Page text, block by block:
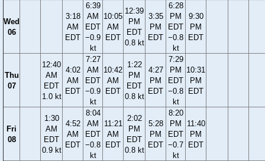
Wed
06
3:18
AM
EDT
6:39
AM
EDT
−0.9
kt
10:05
AM
EDT
12:39
PM
EDT
0.8 kt
3:35
PM
EDT
6:28
PM
EDT
−0.8
kt
9:30
PM
EDT
Thu
07
12:40
AM
EDT
1.0 kt
4:02
AM
EDT
7:27
AM
EDT
−0.9
kt
10:42
AM
EDT
1:22
PM
EDT
0.8 kt
4:27
PM
EDT
7:29
PM
EDT
−0.8
kt
10:31
PM
EDT
Fri
08
1:30
AM
EDT
0.9 kt
4:52
AM
EDT
8:04
AM
EDT
−0.8
kt
11:21
AM
EDT
2:02
PM
EDT
0.8 kt
5:28
PM
EDT
8:20
PM
EDT
−0.7
kt
11:40
PM
EDT